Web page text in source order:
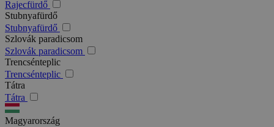
Rajecfürdő
Stubnyafürdő
Stubnyafürdő
Szlovák paradicsom
Szlovák paradicsom
Trencsénteplic
Trencsénteplic
Tátra
Tátra
Magyarország